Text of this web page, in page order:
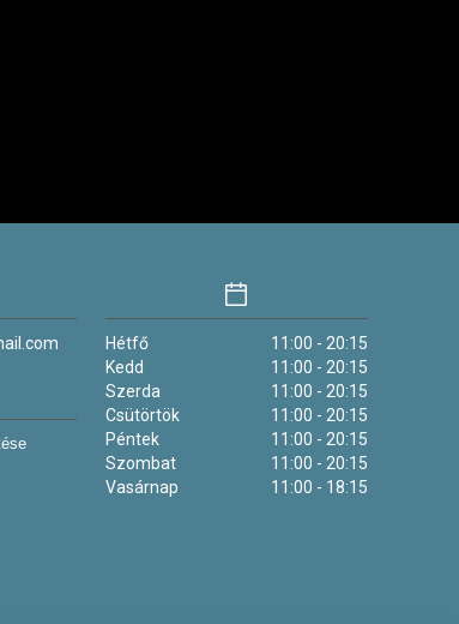
Hétfő
11:00 - 20:15
Kedd
11:00 - 20:15
Szerda
11:00 - 20:15
Csütörtök
11:00 - 20:15
Péntek
11:00 - 20:15
Szombat
11:00 - 20:15
Vasárnap
11:00 - 18:15